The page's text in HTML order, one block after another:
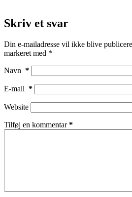
Skriv et svar
Din e-mailadresse vil ikke blive
markeret med *
Navn *
E-mail *
Website
Tilføj en kommentar*